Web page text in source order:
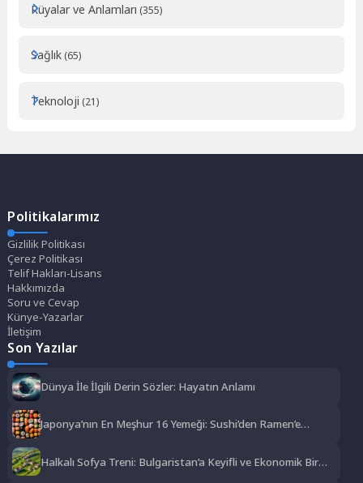
Rüyalar ve Anlamları (355)
Sağlık (65)
Teknoloji (21)
Politikalarımız
Gizlilik Politikası
Çerez Politikası
Telif Hakları-Lisans
Hakkımızda
Soru ve Cevap
Künye-Yazarlar
İletişim
Son Yazılar
Dünya İle İlgili Derin Sözler: Hayatın Anlamı
Japonya’nın En Meşhur 16 Yemeği: Sushi’den Ramen’e
Halkalı Sofya Treni: Bulgaristan’a Keyifli ve Ekonomik Bir